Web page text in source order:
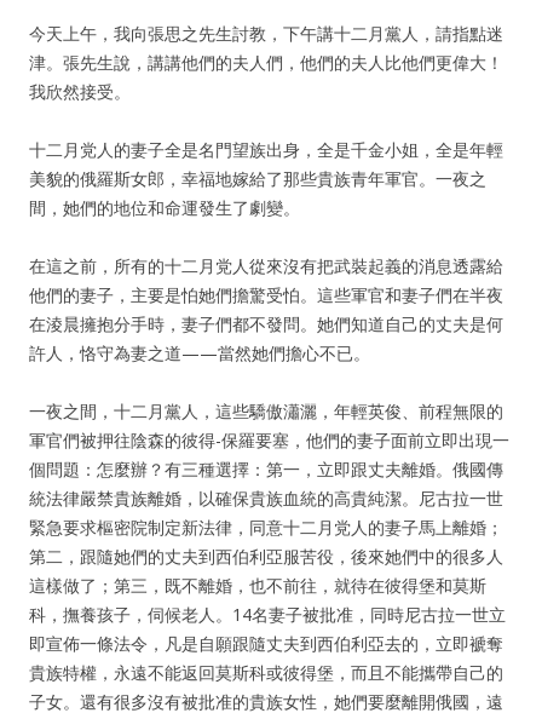
今天上午，我向張思之先生討教，下午講十二月黨人，請指點迷
津。張先生說，講講他們的夫人們，他們的夫人比他們更偉大！
我欣然接受。
十二月党人的妻子全是名門望族出身，全是千金小姐，全是年輕
美貌的俄羅斯女郎，幸福地嫁給了那些貴族青年軍官。一夜之
間，她們的地位和命運發生了劇變。
在這之前，所有的十二月党人從來沒有把武裝起義的消息透露給
他們的妻子，主要是怕她們擔驚受怕。這些軍官和妻子們在半夜
在淩晨擁抱分手時，妻子們都不發問。她們知道自己的丈夫是何
許人，恪守為妻之道——當然她們擔心不已。
一夜之間，十二月黨人，這些驕傲瀟灑，年輕英俊、前程無限的
軍官們被押往陰森的彼得-保羅要塞，他們的妻子面前立即出現一
個問題：怎麼辦？有三種選擇：第一，立即跟丈夫離婚。俄國傳
統法律嚴禁貴族離婚，以確保貴族血統的高貴純潔。尼古拉一世
緊急要求樞密院制定新法律，同意十二月党人的妻子馬上離婚；
第二，跟隨她們的丈夫到西伯利亞服苦役，後來她們中的很多人
這樣做了；第三，既不離婚，也不前往，就待在彼得堡和莫斯
科，撫養孩子，伺候老人。14名妻子被批准，同時尼古拉一世立
即宣佈一條法令，凡是自願跟隨丈夫到西伯利亞去的，立即褫奪
貴族特權，永遠不能返回莫斯科或彼得堡，而且不能攜帶自己的
子女。還有很多沒有被批准的貴族女性，她們要麼離開俄國，遠